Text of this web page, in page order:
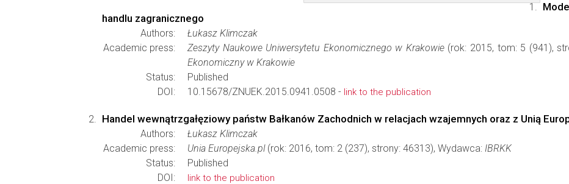
handlu zagranicznego
Authors:
Łukasz Klimczak
Academic press:
Zeszyty Naukowe Uniwersytetu Ekonomicznego w Krakowie(rok: 2015, tom: 5 (941),
Ekonomiczny w Krakowie
Status:
Published
DOI:
10.15678/ZNUEK.2015.0941.0508 - link to the publication
Handel wewnątrzgałęziowy państw Bałkanów Zachodnich w relacjach wzajemnych oraz z Unią
Authors:
Łukasz Klimczak
Academic press:
Unia Europejska.pl(rok: 2016, tom: 2 (237), strony: 46313), Wydawca: IBRKK
Status:
Published
DOI:
link to the publication